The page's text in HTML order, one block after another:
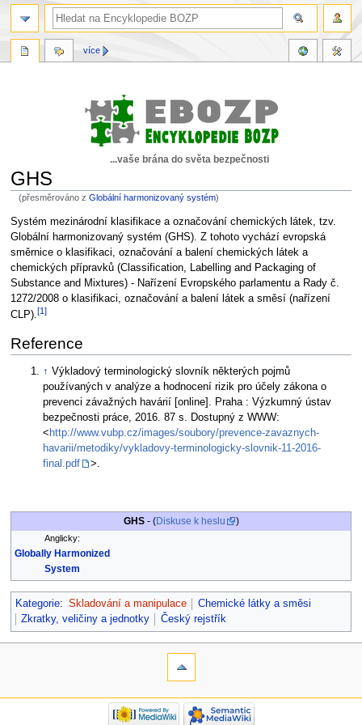
...vaše brána do světa bezpečnosti
GHS
(přesměrováno zGlobální harmonizovaný systém)
Skočit
na
navigaci
Skočit
na
vyhledávání
Systém mezinárodní klasifikace a označování chemických látek, tzv.
Globální harmonizovaný systém (GHS). Z tohoto vychází evropská
směrnice o klasifikaci, označování a balení chemických látek a
chemických přípravků (Classification, Labelling and Packaging of
Substance and Mixtures) - Nařízení Evropského parlamentu a Rady č.
1272/2008 o klasifikaci, označování a balení látek a směsí (nařízení
CLP).[1]
Reference
↑ Výkladový terminologický slovník některých pojmů
používaných v analýze a hodnocení rizik pro účely zákona o
prevenci závažných havárií [online]. Praha : Výzkumný ústav
bezpečnosti práce, 2016. 87 s. Dostupný z WWW:
< http://www.vubp.cz/images/soubory/prevence-zavaznych-
havarii/metodiky/vykladovy-terminologicky-slovnik-11-2016-
final.pdf
>.
GHS- (Diskuse k heslu )
Anglicky:
Globally Harmonized
System
Kategorie: Skladování a manipulace
Chemické látky a směsi
Zkratky, veličiny a jednotky
Český rejstřík
více